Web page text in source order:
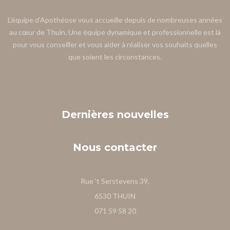
L'équipe d'Apothéose vous accueille depuis de nombreuses années
au cœur de Thuin. Une équipe dynamique et professionnelle est là
pour vous conseiller et vous aider à réaliser vos souhaits quelles
que soient les circonstances.
Dernières nouvelles
Nous contacter
Rue 't Serstevens 39,
6530 THUIN
071 59 58 20